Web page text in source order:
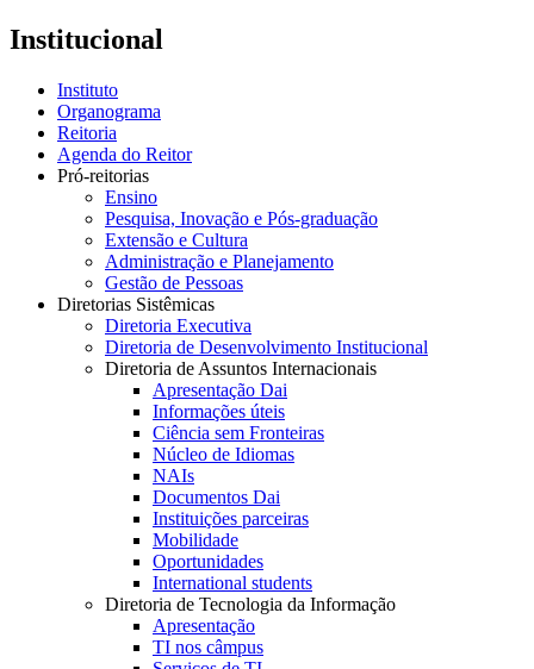
Institucional
Instituto
Organograma
Reitoria
Agenda do Reitor
Pró-reitorias
Ensino
Pesquisa, Inovação e Pós-graduação
Extensão e Cultura
Administração e Planejamento
Gestão de Pessoas
Diretorias Sistêmicas
Diretoria Executiva
Diretoria de Desenvolvimento Institucional
Diretoria de Assuntos Internacionais
Apresentação Dai
Informações úteis
Ciência sem Fronteiras
Núcleo de Idiomas
NAIs
Documentos Dai
Instituições parceiras
Mobilidade
Oportunidades
International students
Diretoria de Tecnologia da Informação
Apresentação
TI nos câmpus